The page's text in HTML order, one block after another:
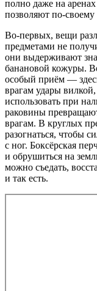
полно даже на
позволяют по-
Во-первых, вещи
предметами не
они выдерживают
банановой кожуры.
особый приём —
врагам удары
использовать при
раковины
врагам. В круглых
разогнаться, чтобы
с ног. Боксёрская
и обрушиться на
можно съедать,
и так есть.